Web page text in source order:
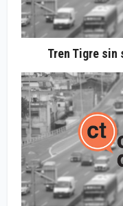
Tren Tigre sin